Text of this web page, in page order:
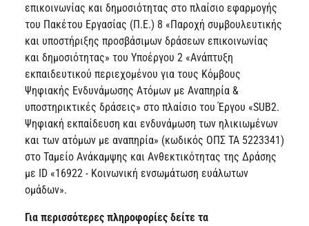
επικοινωνίας και δημοσιότητας στο πλαίσιο εφαρμογής
του Πακέτου Εργασίας (Π.Ε.) 8 «Παροχή συμβουλευτικής
και υποστήριξης προσβάσιμων δράσεων επικοινωνίας
και δημοσιότητας» του Υποέργου 2 «Ανάπτυξη
εκπαιδευτικού περιεχομένου για τους Κόμβους
Ψηφιακής Ενδυνάμωσης Ατόμων με Αναπηρία &
υποστηρικτικές δράσεις» στο πλαίσιο του Έργου «SUB2.
Ψηφιακή εκπαίδευση και ενδυνάμωση των ηλικιωμένων
και των ατόμων με αναπηρία» (κωδικός ΟΠΣ ΤΑ 5223341)
στο Ταμείο Ανάκαμψης και Ανθεκτικότητας της Δράσης
με ID «16922 - Κοινωνική ενσωμάτωση ευάλωτων
ομάδων».
Για περισσότερες πληροφορίες δείτε τα